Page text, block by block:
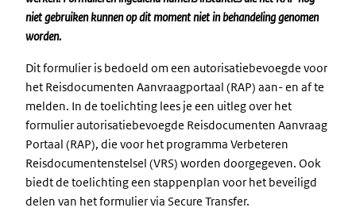
niet gebruiken kunnen op dit moment niet in behandeling genomen
worden.
Dit formulier is bedoeld om een autorisatiebevoegde voor
het Reisdocumenten Aanvraagportaal (RAP) aan- en af te
melden. In de toelichting lees je een uitleg over het
formulier autorisatiebevoegde Reisdocumenten Aanvraag
Portaal (RAP), die voor het programma Verbeteren
Reisdocumentenstelsel (VRS) worden doorgegeven. Ook
biedt de toelichting een stappenplan voor het beveiligd
delen van het formulier via Secure Transfer.